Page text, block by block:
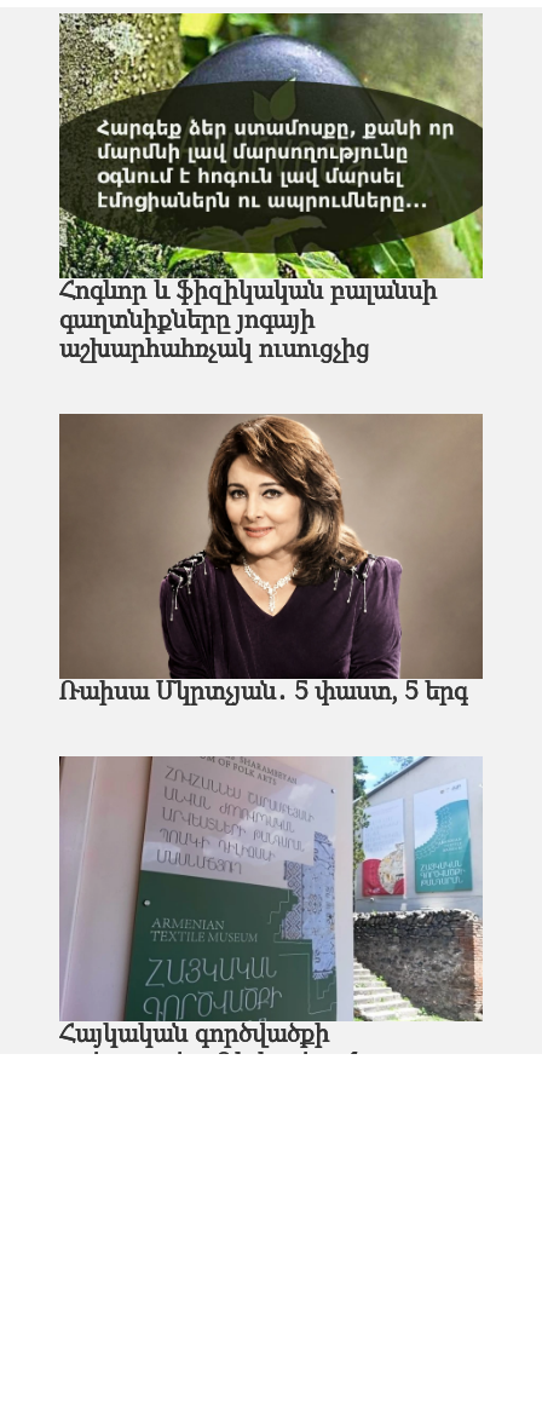
Հոգևոր և ֆիզիկական բալանսի
գաղտնիքները յոգայի
աշխարհահռչակ ուսուցչից
Ռաիսա Մկրտչյան․ 5 փաստ, 5 երգ
Հայկական գործվածքի